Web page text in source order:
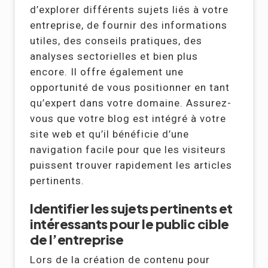
d’explorer différents sujets liés à votre
entreprise, de fournir des informations
utiles, des conseils pratiques, des
analyses sectorielles et bien plus
encore. Il offre également une
opportunité de vous positionner en tant
qu’expert dans votre domaine. Assurez-
vous que votre blog est intégré à votre
site web et qu’il bénéficie d’une
navigation facile pour que les visiteurs
puissent trouver rapidement les articles
pertinents.
Identifier les sujets pertinents et
intéressants pour le public cible
de l’entreprise
Lors de la création de contenu pour